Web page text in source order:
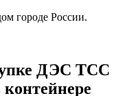
городе России.
ДЭС ТСС